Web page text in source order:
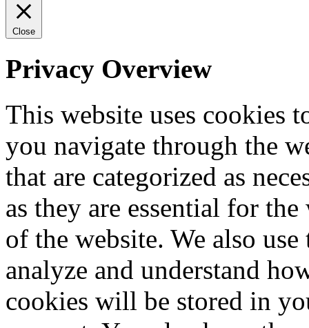
Close
Privacy Overview
This website uses cookies
you navigate through the
that are categorized as
as they are essential for
of the website. We also
analyze and understand
cookies will be stored in